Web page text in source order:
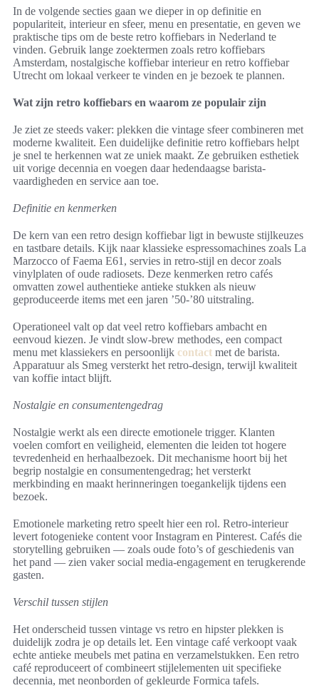
In de volgende secties gaan we dieper in op definitie en
populariteit, interieur en sfeer, menu en presentatie, en geven we
praktische tips om de beste retro koffiebars in Nederland te
vinden. Gebruik lange zoektermen zoals retro koffiebars
Amsterdam, nostalgische koffiebar interieur en retro koffiebar
Utrecht om lokaal verkeer te vinden en je bezoek te plannen.
Wat zijn retro koffiebars en waarom ze populair zijn
Je ziet ze steeds vaker: plekken die vintage sfeer combineren met
moderne kwaliteit. Een duidelijke definitie retro koffiebars helpt
je snel te herkennen wat ze uniek maakt. Ze gebruiken esthetiek
uit vorige decennia en voegen daar hedendaagse barista-
vaardigheden en service aan toe.
Definitie en kenmerken
De kern van een retro design koffiebar ligt in bewuste stijlkeuzes
en tastbare details. Kijk naar klassieke espressomachines zoals La
Marzocco of Faema E61, servies in retro-stijl en decor zoals
vinylplaten of oude radiosets. Deze kenmerken retro cafés
omvatten zowel authentieke antieke stukken als nieuw
geproduceerde items met een jaren ’50-’80 uitstraling.
Operationeel valt op dat veel retro koffiebars ambacht en
eenvoud kiezen. Je vindt slow-brew methodes, een compact
menu met klassiekers en persoonlijk contact met de barista.
Apparatuur als Smeg versterkt het retro-design, terwijl kwaliteit
van koffie intact blijft.
Nostalgie en consumentengedrag
Nostalgie werkt als een directe emotionele trigger. Klanten
voelen comfort en veiligheid, elementen die leiden tot hogere
tevredenheid en herhaalbezoek. Dit mechanisme hoort bij het
begrip nostalgie en consumentengedrag; het versterkt
merkbinding en maakt herinneringen toegankelijk tijdens een
bezoek.
Emotionele marketing retro speelt hier een rol. Retro-interieur
levert fotogenieke content voor Instagram en Pinterest. Cafés die
storytelling gebruiken — zoals oude foto’s of geschiedenis van
het pand — zien vaker social media-engagement en terugkerende
gasten.
Verschil tussen stijlen
Het onderscheid tussen vintage vs retro en hipster plekken is
duidelijk zodra je op details let. Een vintage café verkoopt vaak
echte antieke meubels met patina en verzamelstukken. Een retro
café reproduceert of combineert stijlelementen uit specifieke
decennia, met neonborden of gekleurde Formica tafels.